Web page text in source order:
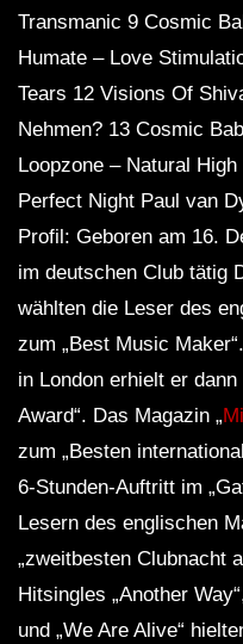
Transmanic 9 Cosmic
Humate – Love
Tears 12 Visions Of
Nehmen? 13 Cosmic
Loopzone – Natural
Perfect Night Paul van
Profil: Geboren am 16.
im deutschen Club tätig
wählten die Leser des
zum „Best Music
in London erhielt er dann
Award“. Das Magazin „
zum „Besten
6-Stunden-Auftritt im
Lesern des englischen
„zweitbesten Clubnacht
Hitsingles „Another
und „We Are Alive“